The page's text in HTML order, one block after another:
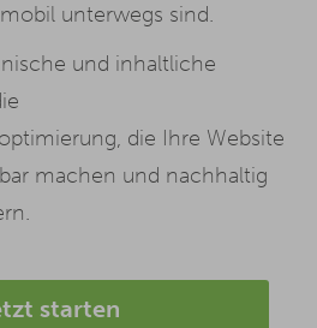
unterwegs sind.
und inhaltliche
die Ihre Website
machen und nachhaltig
starten